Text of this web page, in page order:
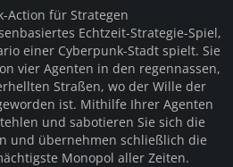
Action für Strategen
Echtzeit-Strategie-Spiel,
einer Cyberpunk-Stadt spielt. Sie
vier Agenten in den regennassen,
Straßen, wo der Wille der
ist. Mithilfe Ihrer Agenten
und sabotieren Sie sich die
und übernehmen schließlich die
Monopol aller Zeiten.